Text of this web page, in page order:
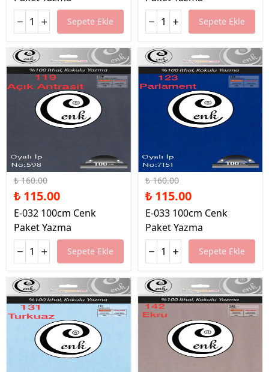
Sepete Ekle Sepete Ekle
%28 İndirim
₺ 160.00
₺ 115.00
E-032 100cm Cenk
Paket Yazma
Sepete Ekle
%28 İndirim
₺ 160.00
₺ 115.00
E-033 100cm Cenk
Paket Yazma
Sepete Ekle